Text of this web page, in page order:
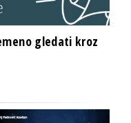
gledati kroz